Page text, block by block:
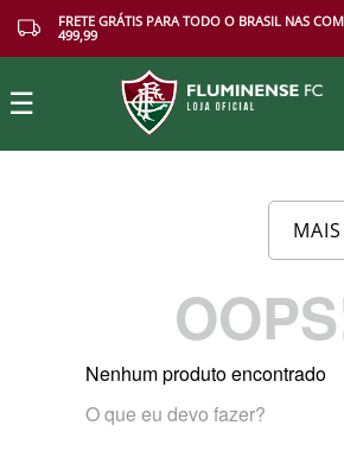
FRETE GRÁTIS PARA TODO O BRASIL NAS
499,99
☰
Nenhum produto encontrado
O que eu devo fazer?